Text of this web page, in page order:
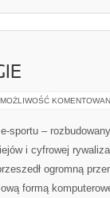
MOŻLIWOŚĆ
sportu –
i cyfrowej
ogromną
formą